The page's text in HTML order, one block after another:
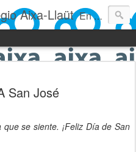
Aixa-Llaüt En nuestro blog verás las actividades del día a día de Infantil, de los alumnos de 0 a 6 años: los talleres, los experimentos, las rutinas, las clases, los patios, etc. ¡Todo aquello que los más pequeños no saben contar!
San José
se siente. ¡Feliz Día de San